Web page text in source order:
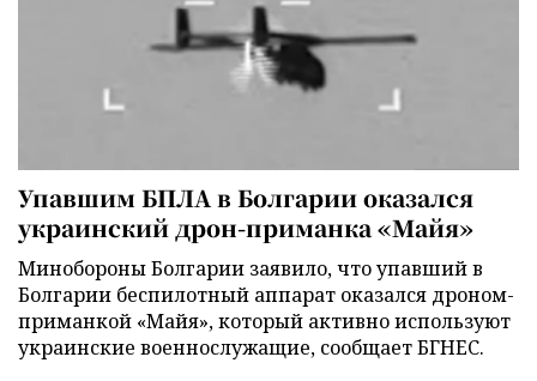
Упавшим БПЛА в Болгарии оказался
украинский дрон-приманка «Майя»
Минобороны Болгарии заявило, что упавший в
Болгарии беспилотный аппарат оказался дроном-
приманкой «Майя», который активно используют
украинские военнослужащие, сообщает БГНЕС.